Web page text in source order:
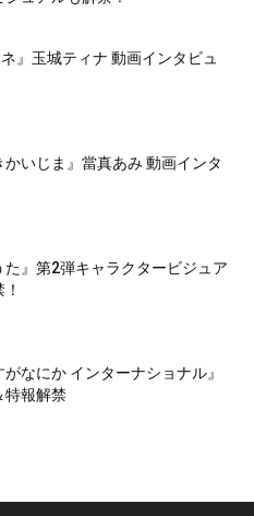
』玉城ティナ 動画インタビュ
かいじま』當真あみ 動画インタ
た』第2弾キャラクタービジュア
がなにか インターナショナル』
特報解禁